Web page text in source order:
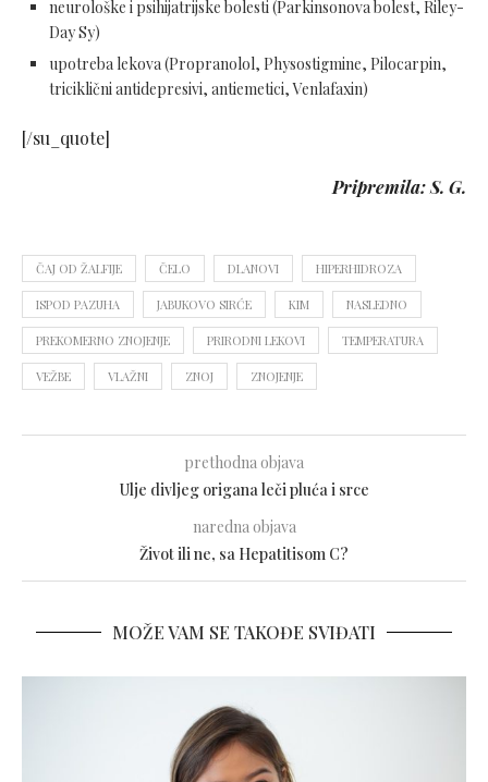
neurološke i psihijatrijske bolesti (Parkinsonova bolest, Riley-
Day Sy)
upotreba lekova (Propranolol, Physostigmine, Pilocarpin,
triciklični antidepresivi, antiemetici, Venlafaxin)
[/su_quote]
Pripremila: S. G.
ČAJ OD ŽALFIJE ČELO DLANOVI HIPERHIDROZA
ISPOD PAZUHA JABUKOVO SIRĆE KIM NASLEDNO
PREKOMERNO ZNOJENJE PRIRODNI LEKOVI TEMPERATURA
VEŽBE VLAŽNI ZNOJ ZNOJENJE
prethodna objava
Ulje divljeg origana leči pluća i srce
naredna objava
Život ili ne, sa Hepatitisom C?
MOŽE VAM SE TAKOĐE SVIĐATI